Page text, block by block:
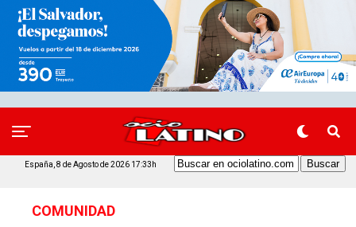
España, 8 de Agosto de 2026 17:33h
COMUNIDAD